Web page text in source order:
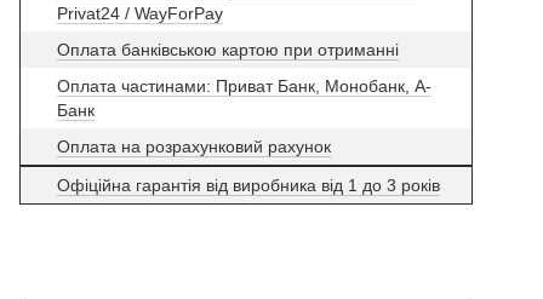
Privat24 / WayForPay
Оплата банківською картою при отриманні
Оплата частинами: Приват Банк, Монобанк, А-
Банк
Оплата на розрахунковий рахунок
Офіційна гарантія від виробника від 1 до 3 років